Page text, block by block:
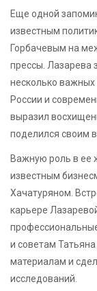
Еще одной
известным
Горбачевым на
прессы. Лазарева
несколько важных
России и
выразил
поделился своим
Важную роль в ее
известным
Хачатуряном.
карьере
и советам
материалам и
исследований.